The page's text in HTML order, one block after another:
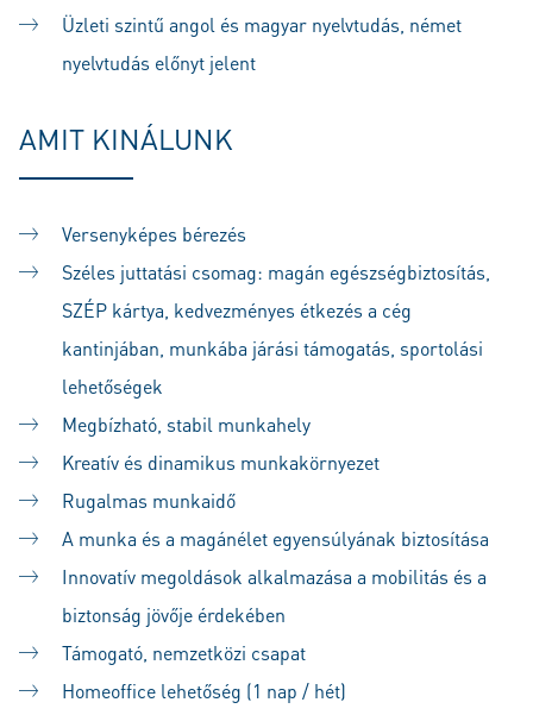
Üzleti szintű angol és magyar nyelvtudás, német
nyelvtudás előnyt jelent
AMIT KINÁLUNK
Versenyképes bérezés
Széles juttatási csomag: magán egészségbiztosítás,
SZÉP kártya, kedvezményes étkezés a cég
kantinjában, munkába járási támogatás, sportolási
lehetőségek
Megbízható, stabil munkahely
Kreatív és dinamikus munkakörnyezet
Rugalmas munkaidő
A munka és a magánélet egyensúlyának biztosítása
Innovatív megoldások alkalmazása a mobilitás és a
biztonság jövője érdekében
Támogató, nemzetközi csapat
Homeoffice lehetőség (1 nap / hét)